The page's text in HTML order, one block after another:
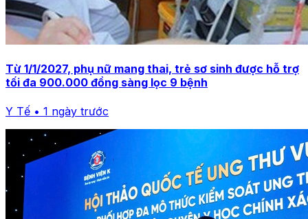
Từ 1/1/2027, phụ nữ mang thai, trẻ sơ sinh được hỗ trợ
tối đa 900.000 đồng sàng lọc 9 bệnh
Y Tế • 1 ngày trước